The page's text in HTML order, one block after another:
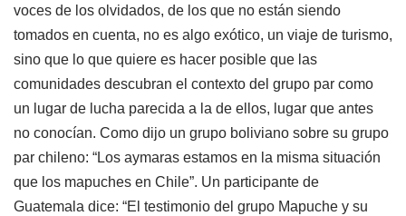
voces de los olvidados, de los que no están siendo
tomados en cuenta, no es algo exótico, un viaje de turismo,
sino que lo que quiere es hacer posible que las
comunidades descubran el contexto del grupo par como
un lugar de lucha parecida a la de ellos, lugar que antes
no conocían. Como dijo un grupo boliviano sobre su grupo
par chileno: “Los aymaras estamos en la misma situación
que los mapuches en Chile”. Un participante de
Guatemala dice: “El testimonio del grupo Mapuche y su